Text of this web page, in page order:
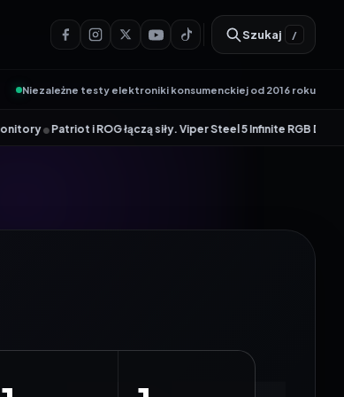
Szukaj /
Niezależne testy elektroniki konsumenckiej od 2016 roku
i ROG łączą siły. Viper Steel 5 Infinite RGB DDR5 ROG